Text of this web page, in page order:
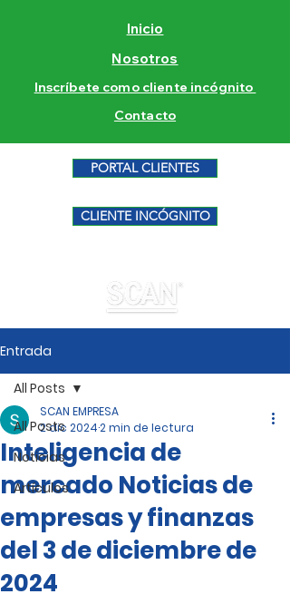
Inicio
Nosotros
Inscríbete como cliente incógnito
Contacto
PORTAL CLIENTES
CLIENTE INCÓGNITO
Entrada
All Posts
Noticias
Artículos
All Posts
Inteligencia de
mercado Noticias de
empresas y finanzas
del 3 de diciembre de
2024
SCAN EMPRESA
2 dic 20242 min de lectura